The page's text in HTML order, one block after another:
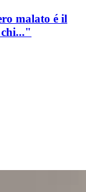
malato é il
chi..."